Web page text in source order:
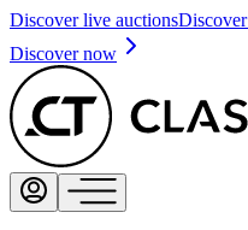
Discover live auctions
Discover now